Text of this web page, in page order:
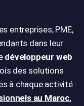
entreprises, PME,
dans leur
développeur web
des solutions
à chaque activité :
au Maroc,